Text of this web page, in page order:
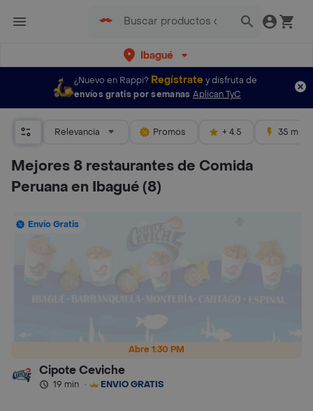
Ibagué
¿Nuevo en Rappi? Regístratey disfruta de
envíos gratis por semanas Aplican TyC
Relevancia Promos + 4.5 35 mins
Mejores 8 restaurantes de Comida
Peruana en Ibagué(8)
Abre 1:30 PM
Envío Gratis
Cipote Ceviche
19 min · ENVÍO GRATIS